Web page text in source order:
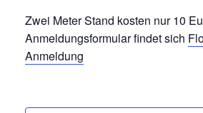
Zwei Meter Stand kosten nur 10
Anmeldungsformular findet sich
Anmeldung